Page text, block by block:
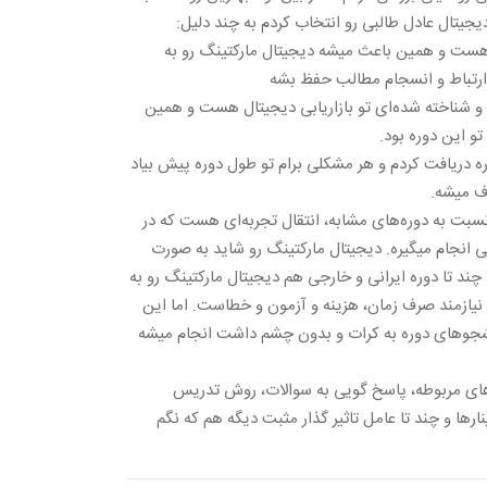
عادل طالبی رو انتخاب کردم به چند دلیل:
و همین باعث میشه دیجیتال مارکتینگ رو به
و انسجام مطالب حفظ بشه
و شناخته شده‌ای تو بازاریابی دیجیتال هست و همین
این دوره بود.
دریافت کردم و هر مشکلی برام تو طول دوره پیش بیاد
میشه.
به دوره‌های مشابه، انتقال تجربه‌ای هست که در
انجام میگیره. دیجیتال مارکتینگ رو شاید به صورت
تا دوره ایرانی و خارجی هم دیجیتال مارکتینگ رو به
صرف زمان، هزینه و آزمون و خطاست. اما این
دوره به کرات و بدون چشم داشت انجام میشه
مربوطه، پاسخ گویی به سوالات، روش تدریس
و چند تا عامل تاثیر گذار مثبت دیگه هم که نگم